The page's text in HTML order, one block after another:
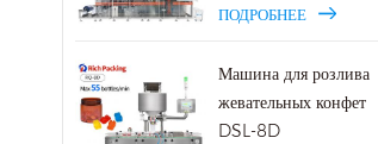
ПОДРОБНЕЕ
Машина для розлива
жевательных конфет
DSL-8D